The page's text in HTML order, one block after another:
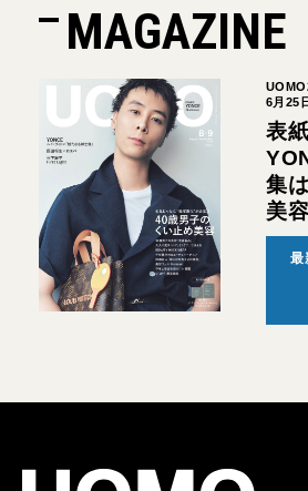
MAGAZINE
6月25
表
集
美容
最